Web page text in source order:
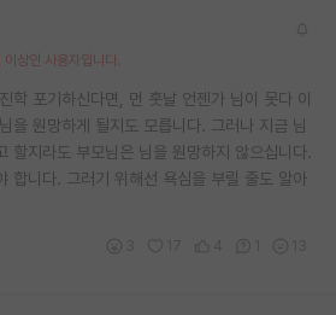
상인 사용자입니다.
학 포기하신다면, 먼 훗날 언젠가 님이 못다 이
을 원망하게 될지도 모릅니다. 그러나 지금 님
할지라도 부모님은 님을 원망하지 않으십니다.
합니다. 그러기 위해선 욕심을 부릴 줄도 알아